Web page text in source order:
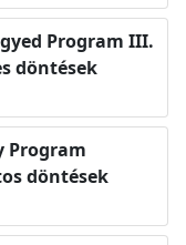
Program III.
döntések
Program
döntések